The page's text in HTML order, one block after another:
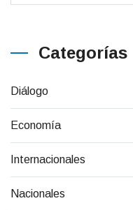
Categorías
Diálogo
Economía
Internacionales
Nacionales